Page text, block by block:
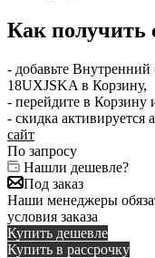
Как получить
- добавьте
18UXJSKA в Корзину,
- перейдите в Корзину
- скидка активируется
сайт
По запросу
Нашли дешевле?
Под заказ
Наши менеджеры
условия заказа
Купить дешевле
Купить в рассрочку